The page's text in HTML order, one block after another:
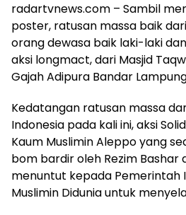
radartvnews.com – Sambil
poster, ratusan massa baik
orang dewasa baik laki-laki
aksi longmact, dari Masjid
Gajah Adipura Bandar
Kedatangan ratusan massa
Indonesia pada kali ini, aksi
Kaum Muslimin Aleppo yang
bom bardir oleh Rezim Bashar
menuntut kepada Pemerintah
Muslimin Didunia untuk